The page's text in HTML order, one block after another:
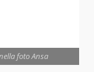
foto Ansa